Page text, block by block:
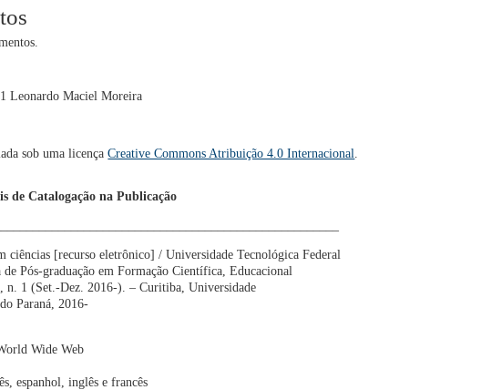
Leonardo Maciel Moreira
sob uma licençaCreative Commons Atribuição 4.0 Internacional
de Catalogação na Publicação
ciências [recurso eletrônico] / Universidade Tecnológica Federal
de Pós-graduação em Formação Científica, Educacional
n. 1 (Set.-Dez. 2016-). – Curitiba, Universidade
Paraná, 2016-
Wide Web
espanhol, inglês e francês